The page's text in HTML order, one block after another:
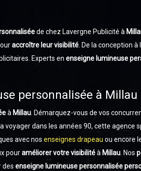
de chez Lavergne Publicité à
accroître leur visibilité . De la conception
Experts en enseigne lumineuse
personnalisée à Millau
à Millau . Démarquez-vous de vos
voyager dans les années 90, cette agence
avec nos enseignes drapeau ou encore
pouraméliorer votre visibilitéà Millau . Nos
des enseigne lumineuse personnalisée